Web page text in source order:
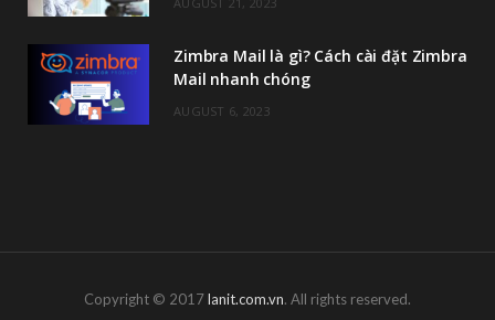
Zimbra Mail là gì? Cách cài đặt Zimbra
Mail nhanh chóng
AUGUST 6, 2023
Copyright © 2017lanit.com.vn. All rights reserved.